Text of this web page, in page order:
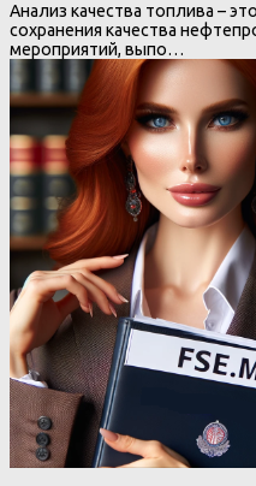
Анализ качества топлива –
сохранения качества
мероприятий, выпо…